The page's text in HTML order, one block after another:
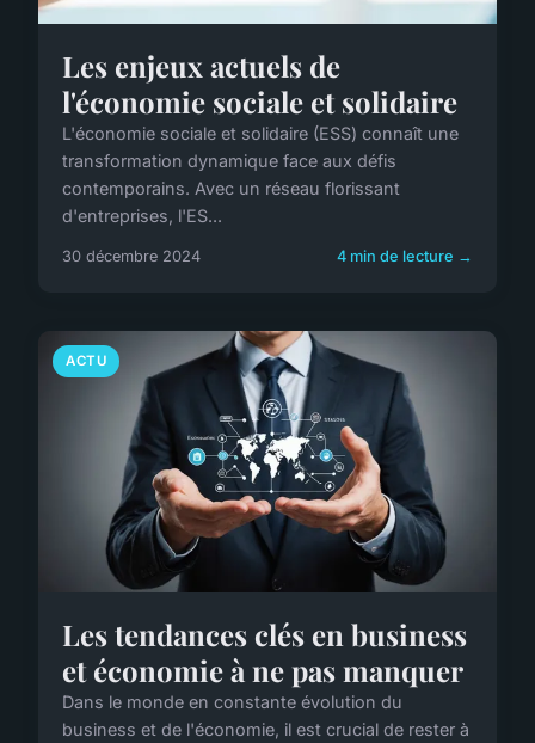
Les enjeux actuels de
l'économie sociale et solidaire
L'économie sociale et solidaire (ESS) connaît une
transformation dynamique face aux défis
contemporains. Avec un réseau florissant
d'entreprises, l'ES...
30 décembre 2024 4 min de lecture →
ACTU
Les tendances clés en business
et économie à ne pas manquer
Dans le monde en constante évolution du
business et de l'économie, il est crucial de rester à